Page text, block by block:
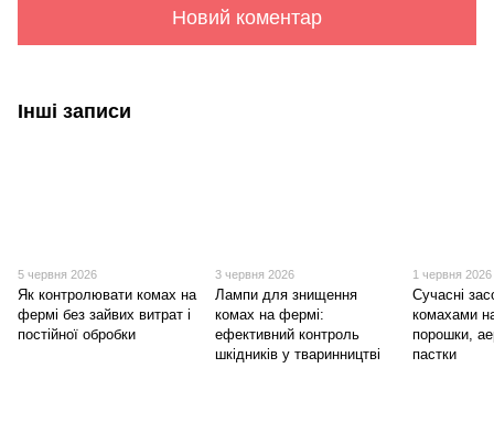
Новий коментар
Інші записи
5 червня 2026
Як контролювати комах на
фермі без зайвих витрат і
постійної обробки
3 червня 2026
Лампи для знищення
комах на фермі:
ефективний контроль
шкідників у тваринництві
1 червня 2026
Сучасні
комахами
порошки,
пастки